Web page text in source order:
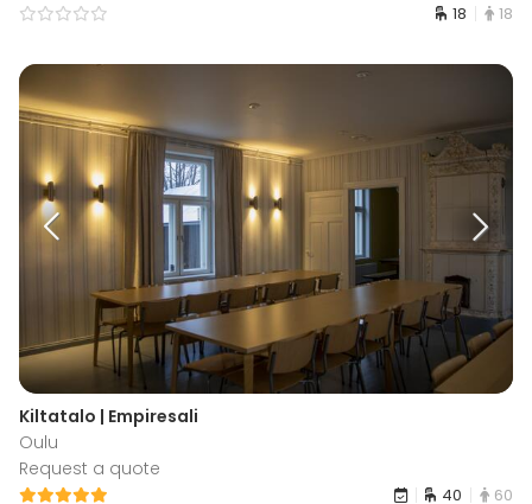
18 18
Kiltatalo | Empiresali
Oulu
Request a quote
40 60